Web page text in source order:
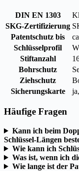
DIN EN 1303
SKG-Zertifizierung
Patentschutz bis
Schlüsselprofil
Stiftanzahl
Bohrschutz
Ziehschutz
Sicherungskarte
Häufige Fragen
Kann ich beim
Schlüssel-Längen
Wie kann ich
Was ist, wenn ich
Wie lange ist der